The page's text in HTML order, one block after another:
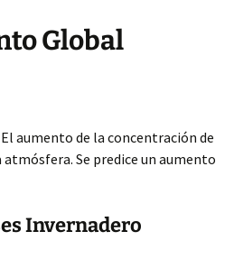
Global
El aumento de la concentración de
atmósfera. Se predice un aumento
Invernadero